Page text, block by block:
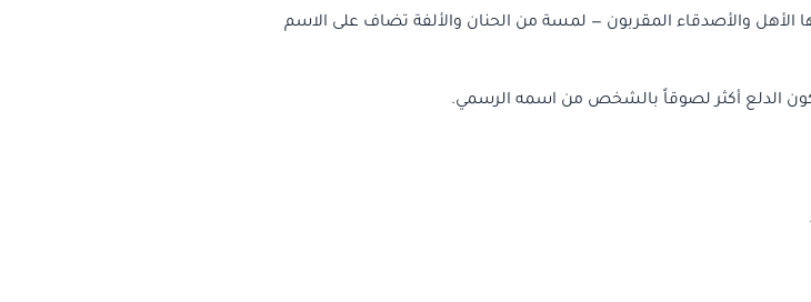
الأهل والأصدقاء المقربون — لمسة من الحنان والألفة تضاف على الاسم
الدلع أكثر لصوقاً بالشخص من اسمه الرسمي.